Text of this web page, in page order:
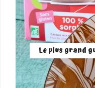
Le plus grand